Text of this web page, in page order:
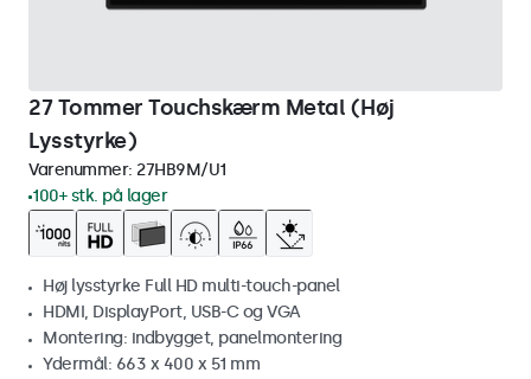
27 Tommer Touchskærm Metal (Høj
Lysstyrke)
Varenummer: 27HB9M/U1
100+ stk. på lager
Høj lysstyrke Full HD multi-touch-panel
HDMI, DisplayPort, USB-C og VGA
Montering: indbygget, panelmontering
Ydermål: 663 x 400 x 51 mm